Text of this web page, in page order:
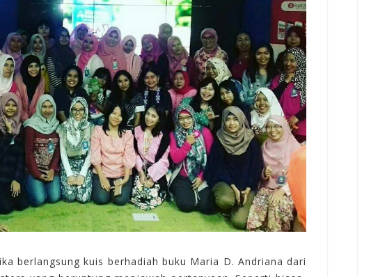
berlangsung kuis berhadiah buku Maria D. Andriana dari